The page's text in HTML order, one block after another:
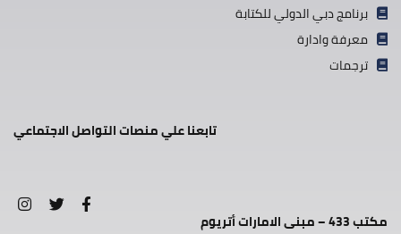
برنامج دبي الدولي للكتابة
معرفة وادارة
ترجمات
تابعنا علي منصات التواصل الاجتماعي
مكتب 433 – مبنى الامارات أتريوم